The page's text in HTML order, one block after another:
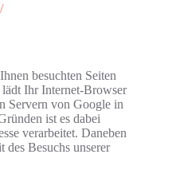
besuchten Seiten
lädt Ihr Internet-Browser
Servern von Google in
ist es dabei
verarbeitet. Daneben
des Besuchs unserer